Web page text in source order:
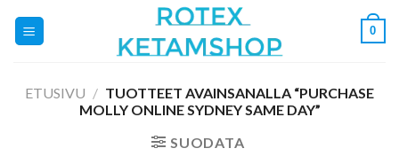
0
ETUSIVU / TUOTTEET AVAINSANALLA “PURCHASE
MOLLY ONLINE SYDNEY SAME DAY”
SUODATA